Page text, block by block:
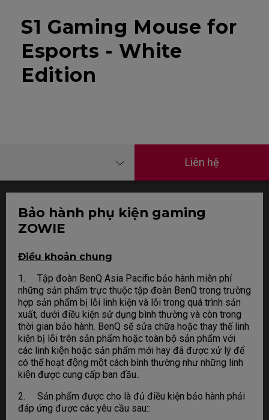
S1 Gaming Mouse for
Esports - White
Edition
Liên hệ
Bảo hành phụ kiện gaming
ZOWIE
Điều khoản chung
1. Tập đoàn BenQ Asia Pacific bảo hành miễn phí
những sản phẩm trực thuộc tập đoàn BenQ trong trường
hợp sản phẩm bị lỗi linh kiện và lỗi trong quá trình sản
xuất, dưới điều kiện sử dụng bình thường và còn trong
thời gian bảo hành. BenQ sẽ sửa chữa hoặc thay thế linh
kiện bị lỗi trên sản phẩm hoặc toàn bộ sản phẩm với
các linh kiện hoặc sản phẩm mới hay đã được xử lý để
có thể hoạt động một cách bình thường như những linh
kiện được cung cấp ban đầu..
2. Sản phẩm được cho là đủ điều kiện bảo hành phải
đáp ứng được các yêu cầu sau::